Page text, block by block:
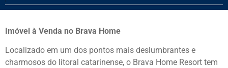
Imóvel à Venda no Brava Home
Localizado em um dos pontos mais deslumbrantes e
charmosos do litoral catarinense, o Brava Home Resort tem